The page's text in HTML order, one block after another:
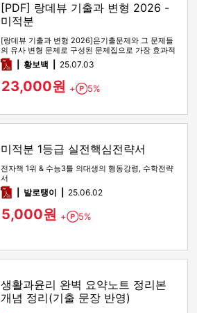
[PDF] 랑데뷰 기출과 변형 2026 -
미적분
[랑데뷰 기출과 변형 2026]은기출문제와 그 문제들
의 유사 변형 문제로 구성된 문제집으로 가장 효과적
인 기출문제 공부 방법…
pdf황보백 25.07.03
23,000원 + Point
5%
미적분 1등급 실전핵심전략서
전자책 1위 & 수능3틀 의대생의 행동강령, 수학전략
서
pdf발로탱이 25.06.02
5,000원 + Point
5%
생활과윤리 완벽 요약노트 정리본
개념 정리(기출 문장 반영)